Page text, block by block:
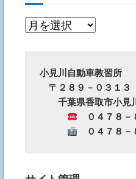
今
小見川自動車教習所
〒２８９－０３１３
千葉県香取市小見
０４７８－
０４７８－